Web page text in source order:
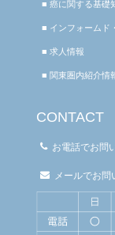
■ 癌に関する基礎
■ インフォームド
■ 求人情報
■ 関東圏内紹介情
CONTACT
お電話でお問
メールでお問